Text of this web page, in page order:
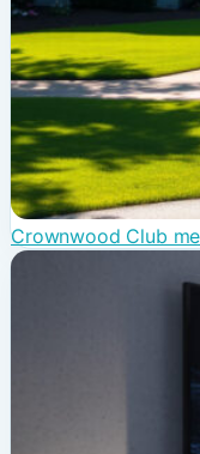
Crownwood Club